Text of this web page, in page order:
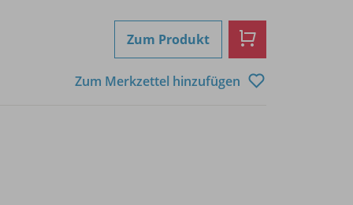
Zum Produkt
Zum Merkzettel hinzufügen